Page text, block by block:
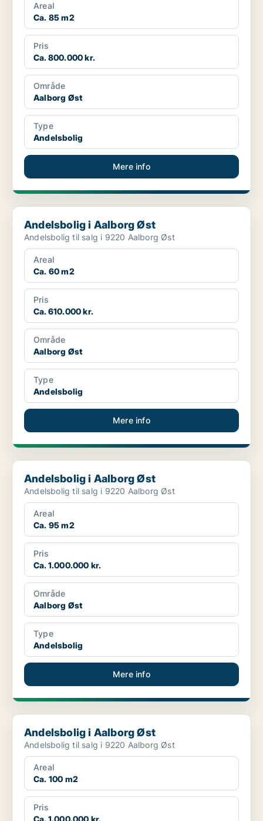
Areal
Ca. 85 m2
Pris
Ca. 800.000 kr.
Område
Aalborg Øst
Type
Andelsbolig
Mere info
Andelsbolig i Aalborg Øst
Andelsbolig i Aalborg Øst
Andelsbolig til salg i 9220 Aalborg Øst
Areal
Ca. 60 m2
Pris
Ca. 610.000 kr.
Område
Aalborg Øst
Type
Andelsbolig
Mere info
Andelsbolig i Aalborg Øst
Andelsbolig i Aalborg Øst
Andelsbolig til salg i 9220 Aalborg Øst
Areal
Ca. 95 m2
Pris
Ca. 1.000.000 kr.
Område
Aalborg Øst
Type
Andelsbolig
Mere info
Andelsbolig i Aalborg Øst
Andelsbolig i Aalborg Øst
Andelsbolig til salg i 9220 Aalborg Øst
Areal
Ca. 100 m2
Pris